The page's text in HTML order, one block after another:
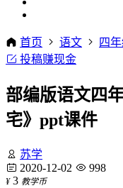
首页 语文 四
投稿赚现金
部编版语文四
宅》ppt课件
苏学
2020-12-02
998
¥ 3 教学币